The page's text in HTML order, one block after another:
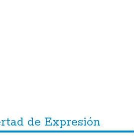
de Expresión